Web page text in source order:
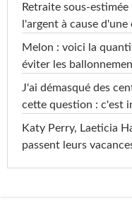
Retraite sous-
l'argent à cause
Melon : voici la
éviter les
J'ai démasqué des
cette question : c'est
Katy Perry, Laeticia
passent leurs